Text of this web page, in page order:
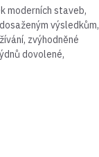
moderních staveb,
výsledkům,
zvýhodněné
dovolené,